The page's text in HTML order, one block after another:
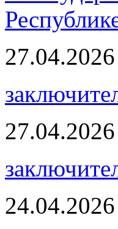
27.04.2026
27.04.2026
24.04.2026